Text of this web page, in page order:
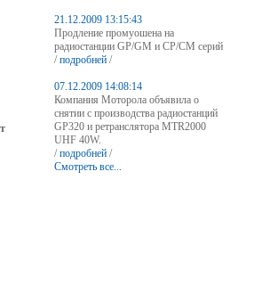
21.12.2009 13:15:43
Продление промуошена на
радиостанции GP/GM и CP/CM серий
/подробней /
07.12.2009 14:08:14
Компания Моторола объявила о
снятии с производства радиостанций
GP320 и ретранслятора MTR2000
UHF 40W.
/подробней /
Смотреть все...